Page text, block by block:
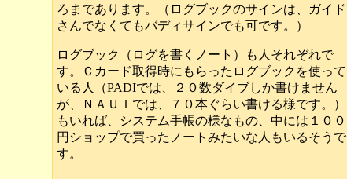
ろまであります。（ログブックのサインは、ガイド
さんでなくてもバディサインでも可です。）
ログブック（ログを書くノート）も人それぞれで
す。Ｃカード取得時にもらったログブックを使って
いる人（PADIでは、２０数ダイブしか書けません
が、ＮＡＵＩでは、７０本ぐらい書ける様です。）
もいれば、システム手帳の様なもの、中には１００
円ショップで買ったノートみたいな人もいるそうで
す。